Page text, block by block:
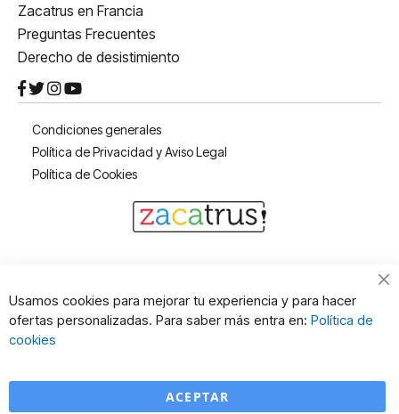
Zacatrus en Francia
Preguntas Frecuentes
Derecho de desistimiento
Condiciones generales
Política de Privacidad y Aviso Legal
Política de Cookies
Usamos cookies para mejorar tu experiencia y para hacer
ofertas personalizadas. Para saber más entra en: Política de
cookies
ACEPTAR